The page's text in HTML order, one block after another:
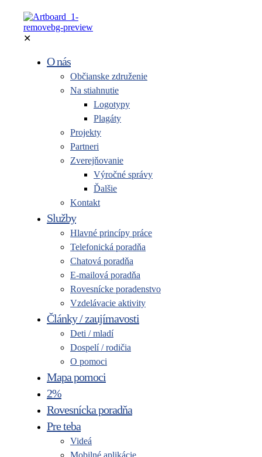
✕
O nás
Občianske združenie
Na stiahnutie
Logotypy
Plagáty
Projekty
Partneri
Zverejňovanie
Výročné správy
Ďalšie
Kontakt
Služby
Hlavné princípy práce
Telefonická poradňa
Chatová poradňa
E-mailová poradňa
Rovesnícke poradenstvo
Vzdelávacie aktivity
Články / zaujímavosti
Deti / mladí
Dospelí / rodičia
O pomoci
Mapa pomoci
2%
Rovesnícka poradňa
Pre teba
Videá
Mobilné aplikácie